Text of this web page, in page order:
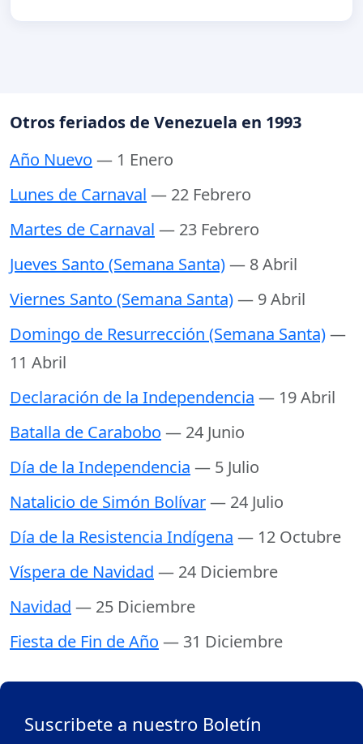
Otros feriados de Venezuela en 1993
Año Nuevo — 1 Enero
Lunes de Carnaval — 22 Febrero
Martes de Carnaval — 23 Febrero
Jueves Santo (Semana Santa)— 8 Abril
Viernes Santo (Semana Santa)— 9 Abril
Domingo de Resurrección (Semana Santa)—
11 Abril
Declaración de la Independencia — 19 Abril
Batalla de Carabobo — 24 Junio
Día de la Independencia — 5 Julio
Natalicio de Simón Bolívar— 24 Julio
Día de la Resistencia Indígena — 12 Octubre
Víspera de Navidad — 24 Diciembre
Navidad — 25 Diciembre
Fiesta de Fin de Año — 31 Diciembre
Suscribete a nuestro Boletín